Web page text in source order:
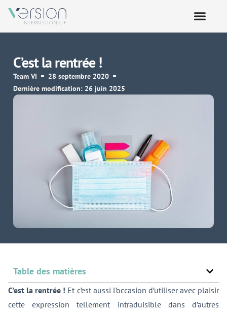
C’est la rentrée !
Team VI
28 septembre 2020
Dernière modification: 26 juin 2025
Table des matières
C’est la rentrée ! Et c’est aussi l’occasion d’utiliser avec plaisir
cette expression tellement intraduisible dans d’autres